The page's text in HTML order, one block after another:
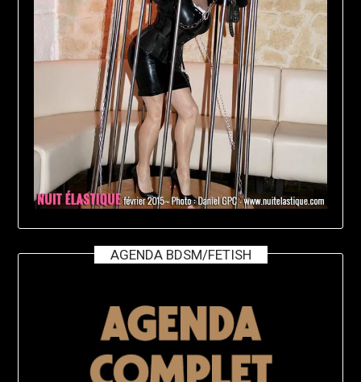
AGENDA BDSM/FETISH